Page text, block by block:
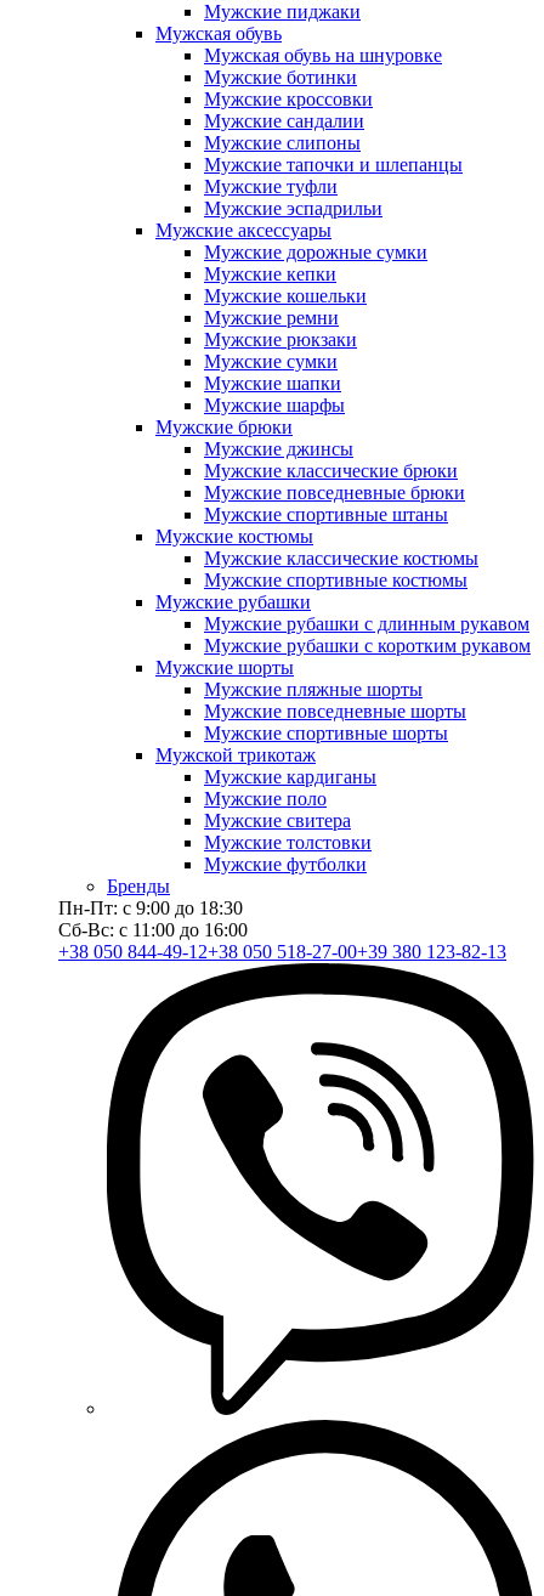
Мужские пиджаки
Мужская обувь
Мужская обувь на шнуровке
Мужские ботинки
Мужские кроссовки
Мужские сандалии
Мужские слипоны
Мужские тапочки и шлепанцы
Мужские туфли
Мужские эспадрильи
Мужские аксессуары
Мужские дорожные сумки
Мужские кепки
Мужские кошельки
Мужские ремни
Мужские рюкзаки
Мужские сумки
Мужские шапки
Мужские шарфы
Мужские брюки
Мужские джинсы
Мужские классические брюки
Мужские повседневные брюки
Мужские спортивные штаны
Мужские костюмы
Мужские классические костюмы
Мужские спортивные костюмы
Мужские рубашки
Мужские рубашки с длинным рукавом
Мужские рубашки с коротким рукавом
Мужские шорты
Мужские пляжные шорты
Мужские повседневные шорты
Мужские спортивные шорты
Мужской трикотаж
Мужские кардиганы
Мужские поло
Мужские свитера
Мужские толстовки
Мужские футболки
Бренды
Пн-Пт: с 9:00 до 18:30
Сб-Вс: с 11:00 до 16:00
+38 050 844-49-12+38 050 518-27-00+39 380 123-82-13